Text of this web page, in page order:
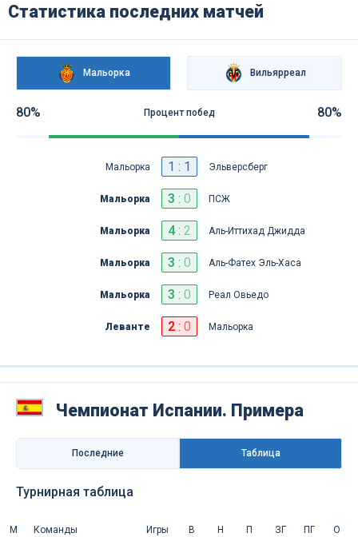
Статистика последних матчей
Мальорка Вильярреал
80% Процент побед 80%
Мальорка 1 : 1 Эльвeрсберг
Мальорка 3 : 0 ПСЖ
Мальорка 4: 2 Аль-Иттихад Джидда
Мальорка 3 : 0 Аль-Фатех Эль-Хаса
Мальорка 3 : 0 Реал Овьедо
Леванте 2: 0 Мальорка
Чемпионат Испании. Примера
Последниe Таблица
Турнирная таблица
М Команды Игры В Н П ЗГ ПГ О